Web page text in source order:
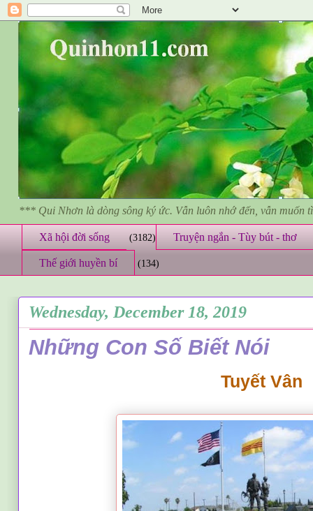
*** Qui Nhơn là dòng sông ký ức. Vẫn luôn nhớ đến, vẫn muốn
Xã hội đời sống (3182) Truyện ngắn - Tùy bút - thơ
Thế giới huyền bí (134)
Wednesday, December 18, 2019
Những Con Số Biết Nói
Tuyết Vân